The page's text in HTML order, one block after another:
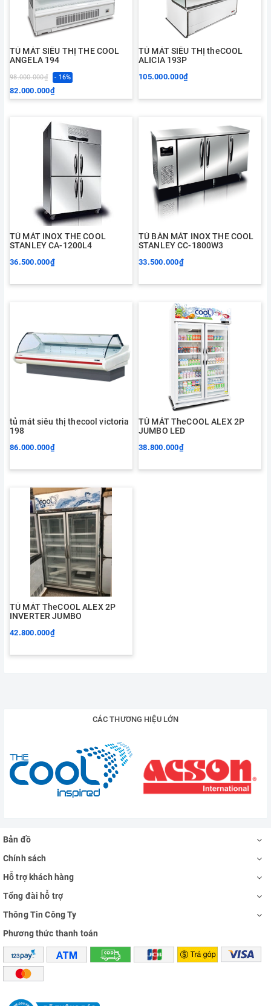
TỦ MÁT SIÊU THỊ THE COOL
ANGELA 194
98.000.000₫ - 16%
82.000.000₫
TỦ MÁT SIÊU THỊ theCOOL
ALICIA 193P
105.000.000₫
TỦ MÁT INOX THE COOL
STANLEY CA-1200L4
36.500.000₫
TỦ BÀN MÁT INOX THE COOL
STANLEY CC-1800W3
33.500.000₫
tủ mát siêu thị thecool victoria
198
86.000.000₫
TỦ MÁT TheCOOL ALEX 2P
JUMBO LED
38.800.000₫
TỦ MÁT TheCOOL ALEX 2P
INVERTER JUMBO
42.800.000₫
CÁC THƯƠNG HIỆU LỚN
Bản đồ
Chính sách
Hỗ trợ khách hàng
Tổng đài hỗ trợ
Thông Tin Công Ty
Phương thức thanh toán